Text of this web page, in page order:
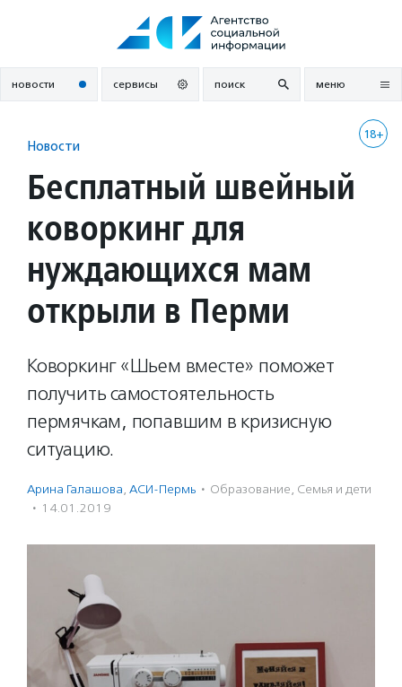
новости сервисы поиск меню
18+
Новости
Бесплатный швейный
коворкинг для
нуждающихся мам
открыли в Перми
Коворкинг «Шьем вместе» поможет
получить самостоятельность
пермячкам, попавшим в кризисную
ситуацию.
Арина Галашова, АСИ-Пермь · Образование, Семья и дети
· 14.01.2019